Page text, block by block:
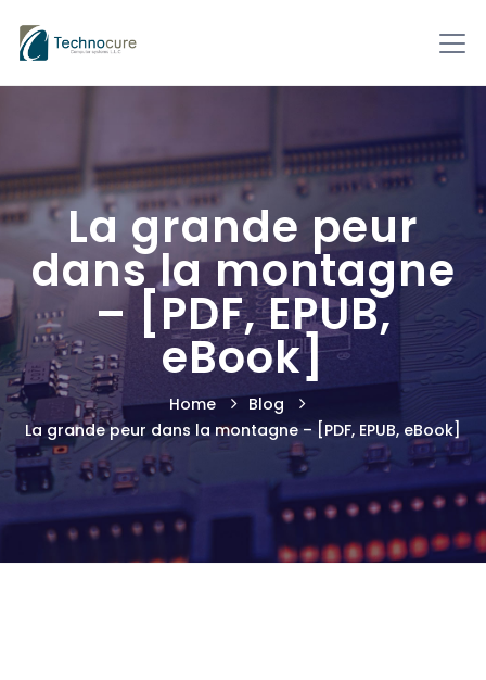
La grande peur
dans la montagne
– [PDF, EPUB,
eBook]
Home
Blog
La grande peur dans la montagne – [PDF, EPUB, eBook]